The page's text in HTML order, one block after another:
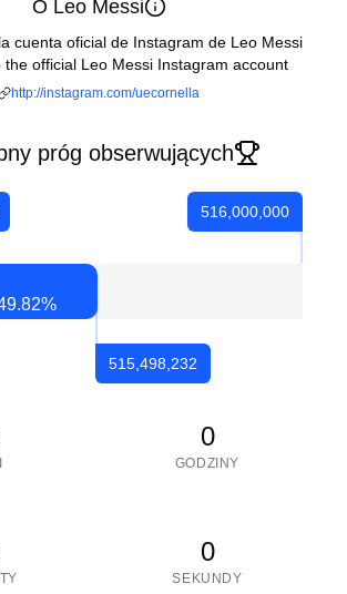
O Leo Messi
cuenta oficial de Instagram de Leo Messi
the official Leo Messi Instagram account
http://instagram.com/uecornella
próg obserwujących
%
515,498,232
516,000,000
0
GODZINY
0
SEKUNDY